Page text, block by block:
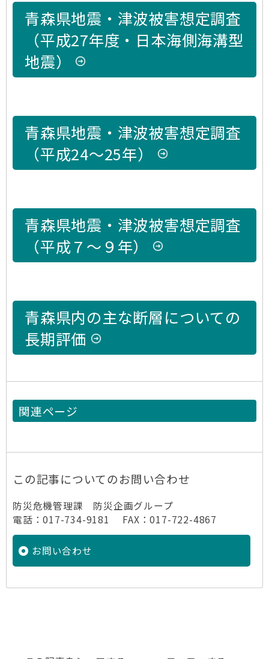
青森県地震・津波被害想定調査
（平成27年度・日本海側海溝型
地震）
青森県地震・津波被害想定調査
（平成24～25年）
青森県地震・津波被害想定調査
（平成７～９年）
青森県内の主な断層についての
長期評価
関連ページ
この記事についてのお問い合わせ
防災危機管理課 防災企画グループ
電話：017-734-9181 FAX：017-722-4867
お問い合わせ